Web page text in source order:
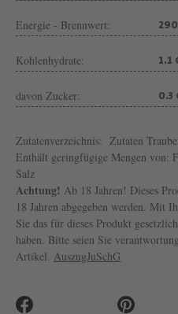
Energie - Brennwert:
Kohlenhydrate: 1.1
davon Zucker: 0.3
Zutatenverzeichnis: Zutaten
Enthält geringfügige Mengen von:
Salz
Achtung! Ab 18 Jahren! Dieses
18 Jahren abgegeben werden. Mit
Sie das für dieses Produkt
haben. Bitte seien Sie
Artikel. AuszugJuSchG